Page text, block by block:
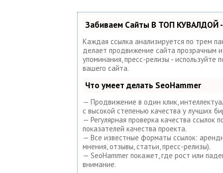
Забиваем Сайты В ТОП КУВАЛДОЙ -
Каждая ссылка анализируется по трем
делает продвижение сайта прозрачным
упоминания, пресс-релизы -
вашего сайта.
Что умеет делать SeoHammer
— Продвижение в один клик,
с высокой степенью качества у лучших
— Регулярная проверка качества
показателей качества проекта.
— Все известные форматы ссылок:
мнения, отзывы, статьи, пресс-релизы).
— SeoHammer покажет, где рост или
внимание.